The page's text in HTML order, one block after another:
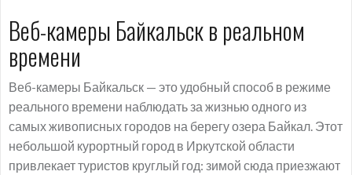
Веб-камеры Байкальск в реальном
времени
Веб-камеры Байкальск — это удобный способ в режиме
реального времени наблюдать за жизнью одного из
самых живописных городов на берегу озера Байкал. Этот
небольшой курортный город в Иркутской области
привлекает туристов круглый год: зимой сюда приезжают